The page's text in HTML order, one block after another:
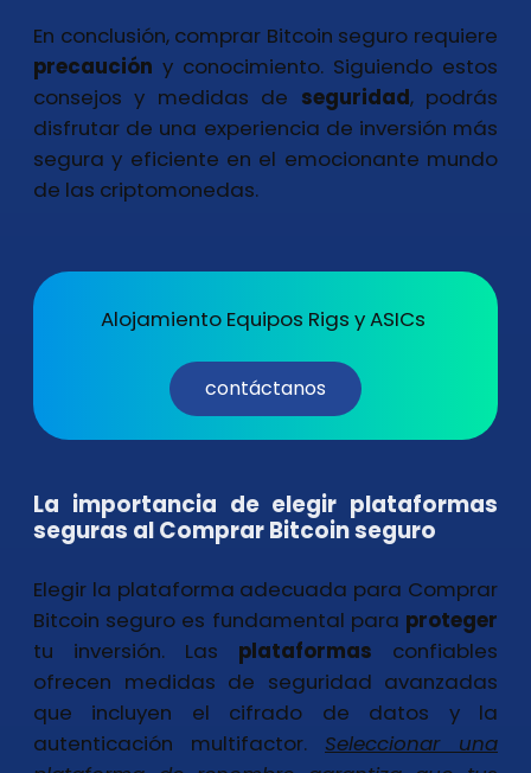
En conclusión, comprar Bitcoin seguro requiere
precaución y conocimiento. Siguiendo estos
consejos y medidas de seguridad, podrás
disfrutar de una experiencia de inversión más
segura y eficiente en el emocionante mundo
de las criptomonedas.
Alojamiento Equipos Rigs y ASICs
contáctanos
La importancia de elegir plataformas
seguras al Comprar Bitcoin seguro
Elegir la plataforma adecuada para Comprar
Bitcoin seguro es fundamental para proteger
tu inversión. Las plataformas confiables
ofrecen medidas de seguridad avanzadas
que incluyen el cifrado de datos y la
autenticación multifactor. Seleccionar una